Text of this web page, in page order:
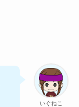
いぐねこ